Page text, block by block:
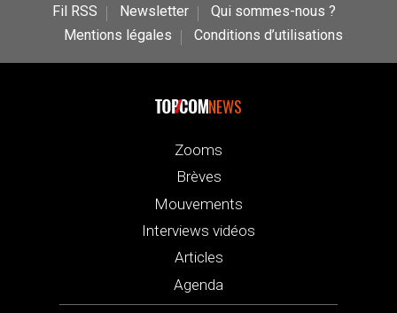
Fil RSS Newsletter
Qui sommes-nous ?
Mentions légales
Conditions d’utilisations
NEWS
Zooms
Brèves
Mouvements
Interviews vidéos
Articles
Agenda